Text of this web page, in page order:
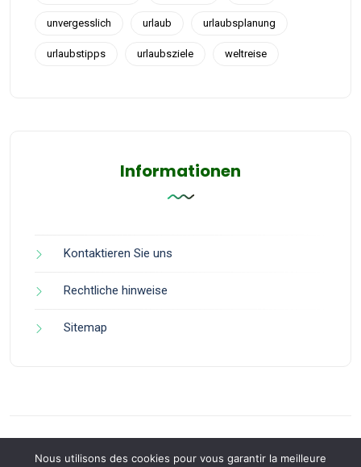
unvergesslich urlaub urlaubsplanung
urlaubstipps urlaubsziele weltreise
Informationen
Kontaktieren Sie uns
Rechtliche hinweise
Sitemap
Nous utilisons des cookies pour vous garantir la meilleure